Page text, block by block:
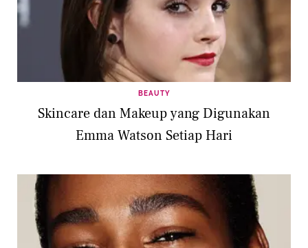
BEAUTY
Skincare dan Makeup yang Digunakan
Emma Watson Setiap Hari